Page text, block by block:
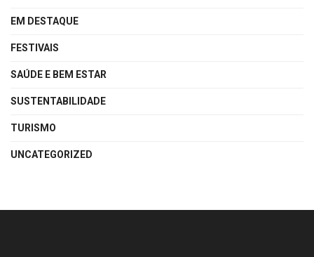
EM DESTAQUE
FESTIVAIS
SAÚDE E BEM ESTAR
SUSTENTABILIDADE
TURISMO
UNCATEGORIZED